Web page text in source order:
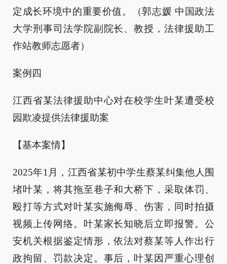
定成长环境中的重要价值。（郭志媛 中国政法
大学刑事司法学院副院长、教授，法律援助工
作站教师志愿者）
案例四
江西省某法律援助中心对在校学生叶某遭受校
园欺凌提供法律援助案
【基本案情】
2025年1月，江西省某初中学生蔡某纠集他人围
堵叶某，将其拖至巷子和大桥下，采取体罚、
殴打等方式对叶某实施侮辱、伤害，同时拍摄
视频上传网络。叶某家长知晓后立即报警。公
安机关根据鉴定情形，依法对蔡某等人作出行
政拘留、罚款决定。事后，叶某因严重心理创